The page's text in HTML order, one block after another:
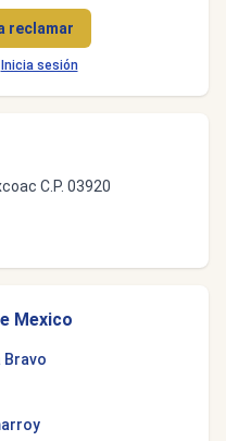
reclamar
Inicia sesión
C.P. 03920
Mexico
Bravo